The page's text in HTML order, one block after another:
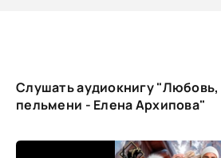
Слушать аудиокнигу
пельмени - Елена Архипова"